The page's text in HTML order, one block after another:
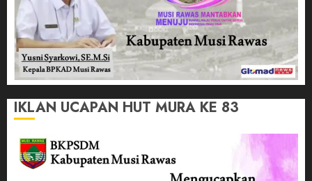
IKLAN UCAPAN HUT MURA KE 83